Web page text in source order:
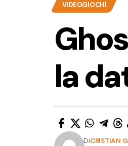
VIDEOGIOCHI
la
DiCRISTIAN